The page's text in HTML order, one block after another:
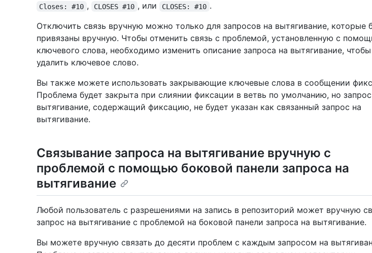
Closes: #10 , CLOSES #10 , или CLOSES: #10 .
Отключить связь вручную можно только для запросов на вытягивание, которые
привязаны вручную. Чтобы отменить связь с проблемой, установленную с
ключевого слова, необходимо изменить описание запроса на вытягивание, чтобы
удалить ключевое слово.
Вы также можете использовать закрывающие ключевые слова в сообщении
Проблема будет закрыта при слиянии фиксации в ветвь по умолчанию, но
вытягивание, содержащий фиксацию, не будет указан как связанный запрос на
вытягивание.
Связывание запроса на вытягивание вручную с
проблемой с помощью боковой панели запроса на
вытягивание
Любой пользователь с разрешениями на запись в репозиторий может вручную
запрос на вытягивание с проблемой на боковой панели запроса на вытягивание.
Вы можете вручную связать до десяти проблем с каждым запросом на